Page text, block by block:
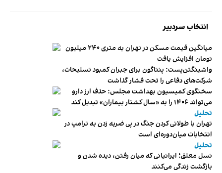
انتخاب سردبیر
میانگین قیمت مسکن در تهران به متری ۲۴۰ میلیون
تومان افزایش یافت
واشینگتن‌پست: پنتاگون برای جبران کمبود تسلیحات،
شرکت‌های دفاعی را تحت فشار گذاشت
سخنگوی کمیسیون بهداشت مجلس: حذف ارز دارو
می‌تواند ۱۴۰۶ را به «سال کشتار بیماران» تبدیل کند
تحلیل
تهران با طولانی کردن جنگ در پی ضربه زدن به ترامپ در
انتخابات میان‌دوره‌ای است
تحلیل
نسل معلق؛ ایرانیانی که میان رفتن، دیده شدن و
بازگشت زندگی می‌کنند